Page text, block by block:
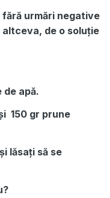
urmări negative
de o soluție
apă.
150 gr prune
lăsați să se